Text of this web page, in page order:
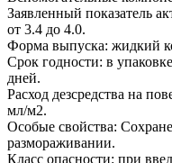
Заявленный показатель
от 3.4 до 4.0.
Форма выпуска: жидкий
Срок годности: в
дней.
Расход дезсредства на
мл/м2.
Особые свойства:
размораживании.
Класс опасности: при